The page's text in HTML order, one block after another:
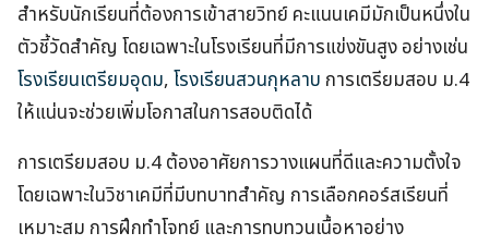
สำหรับนักเรียนที่ต้องการเข้าสายวิทย์ คะแนนเคมีมักเป็นหนึ่งใน
ตัวชี้วัดสำคัญ โดยเฉพาะในโรงเรียนที่มีการแข่งขันสูง อย่างเช่น
โรงเรียนเตรียมอุดม,โรงเรียนสวนกุหลาบ การเตรียมสอบ ม.4
ให้แน่นจะช่วยเพิ่มโอกาสในการสอบติดได้
การเตรียมสอบ ม.4 ต้องอาศัยการวางแผนที่ดีและความตั้งใจ
โดยเฉพาะในวิชาเคมีที่มีบทบาทสำคัญ การเลือกคอร์สเรียนที่
เหมาะสม การฝึกทำโจทย์ และการทบทวนเนื้อหาอย่าง